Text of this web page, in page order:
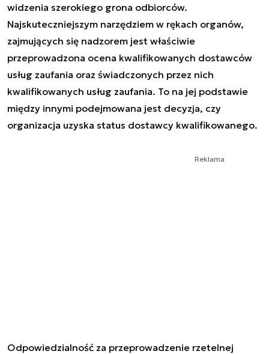
widzenia szerokiego grona odbiorców.
Najskuteczniejszym narzędziem w rękach organów,
zajmujących się nadzorem jest właściwie
przeprowadzona ocena kwalifikowanych dostawców
usług zaufania oraz świadczonych przez nich
kwalifikowanych usług zaufania. To na jej podstawie
między innymi podejmowana jest decyzja, czy
organizacja uzyska status dostawcy kwalifikowanego.
Reklama
Odpowiedzialność za przeprowadzenie rzetelnej